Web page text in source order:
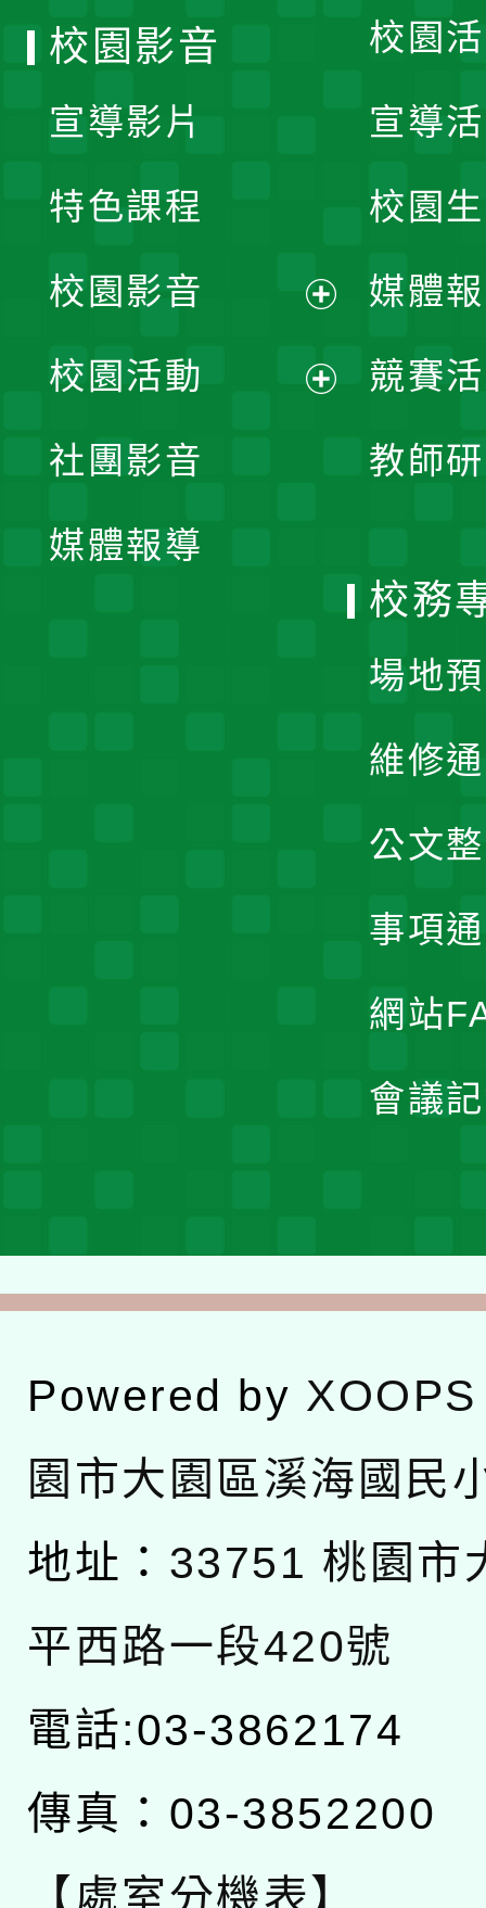
校園
宣導
校園
媒體
競賽
教師
校園影音
宣導影片
特色課程
校園影音
開
校園活動
社團影音
媒體報導
校務
場地
維修
公文
事項
網站
會議
Powered by XOOPS
園市大園區溪海國民
地址： 33751 桃園市
平西路一段420號
電話:03-3862174
傳真：03-3852200
【處室分機表】